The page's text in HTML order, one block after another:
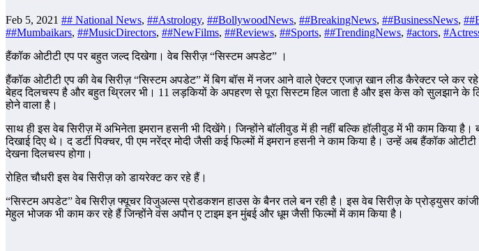
Feb 5, 2021 ## National News, ##Astrology, ##BollywoodNews, ##BreakingNews, ##BusinessNews,
##Mumbaikars, ##MusicDirectors, ##NewFilms, ##Reviews, ##Sports, ##TrendingNews, #actors,
हैंकॉक ओटीटी एप पर बहुत जल्द दिखेगा। वेब सिरीज़ “सिस्टम अपडेट” ।
हैंकॉक ओटीटी एप की वेब सिरीज़ “सिस्टम अपडेट” में बिग बॉस में नजर आने वाले ऐक्टर एजाज़ खान लीड कैरेक्टर प्ले कर
बेहद दिलचस्प है और बहुत थ्रिलर भी। 11 लड़कियों के अपहरण से पूरा सिस्टम हिल जाता है और इस केस को सुलझाने के
होने वाला है।
साथ ही इस वेब सिरीज़ में अभिनेता इमरान हसनी भी दिखेंगे। जिन्होंने बॉलीवुड में ही नहीं बल्कि हॉलीवुड में भी काम
दिखाई दिए थे। द डर्टी पिक्चर, पी एम नरेंद्र मोदी जैसी कई फिल्मों में इमरान हसनी ने काम किया है। उन्हें अब हैंकॉक
देखना दिलचस्प होगा।
रोहित चौधरी इस वेब सिरीज़ को डायरेक्ट कर रहे हैं।
“सिस्टम अपडेट” वेब सिरीज़ फ्यूचर विजुअल्स प्रोडकशन हाउस के बैनर तले बन रही है। इस वेब सिरीज़ के प्रोड्युसर
मेहुल भोजक भी काम कर रहे हैं जिन्होंने वंस अपौन ए टाइम इन मुंबई और धूम जैसी फिल्मों में काम किया है।